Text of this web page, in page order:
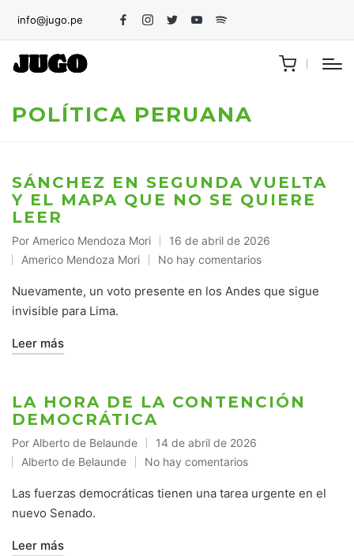
info@jugo.pe
FacebookInstagram
TwitterYoutubeSpotify
POLÍTICA PERUANA
SÁNCHEZ EN SEGUNDA VUELTA
Y EL MAPA QUE NO SE QUIERE
LEER
Publicado
por
Por Americo Mendoza Mori 16 de abril de 2026
Publicado
en
Americo Mendoza Mori No hay comentarios
Nuevamente, un voto presente en los Andes que sigue
invisible para Lima.
Leer más
LA HORA DE LA CONTENCIÓN
DEMOCRÁTICA
Publicado
por
Por Alberto de Belaunde 14 de abril de 2026
Publicado
en
Alberto de Belaunde No hay comentarios
Las fuerzas democráticas tienen una tarea urgente en el
nuevo Senado.
Leer más